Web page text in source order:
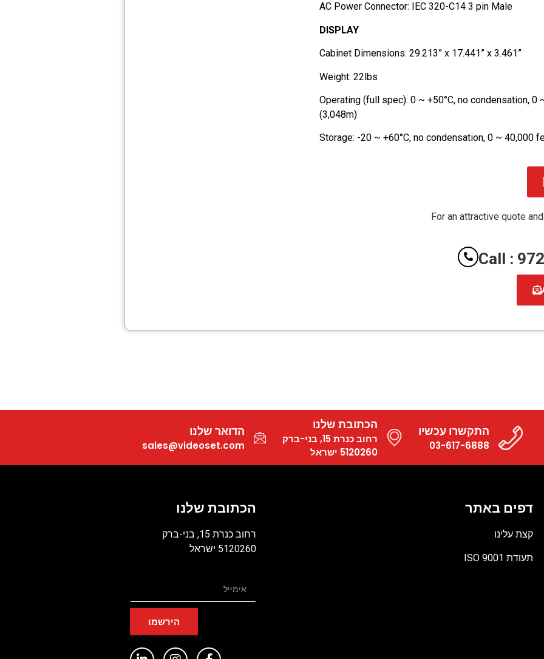
AC Power Connector: IEC 320-C14 3 pin Male
DISPLAY
Cabinet Dimensions: 29.213” x 17.441” x 3.461”
Weight: 22lbs
Operating (full spec): 0 ~ +50°C, no condensation, 0
(3,048m)
Storage: -20 ~ +60°C, no condensation, 0 ~ 40,000
For an attractive quote
Call :
התקשרו עכשיו
03-617-6888
הכתובת שלנו
רחוב כנרת 15, בני-ברק
5120260 ישראל
הדואר שלנו
sales@videoset.com
דפים באתר
קצת עלינו
תעודת ISO 9001
הכתובת שלנו
רחוב כנרת 15, בני-ברק
5120260 ישראל
הירשמו